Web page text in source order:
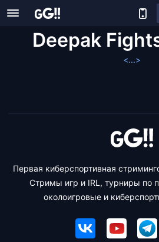
Deepak
<...>
Первая киберспортивная
Стримы игр и IRL, турниры по
околоигровые и